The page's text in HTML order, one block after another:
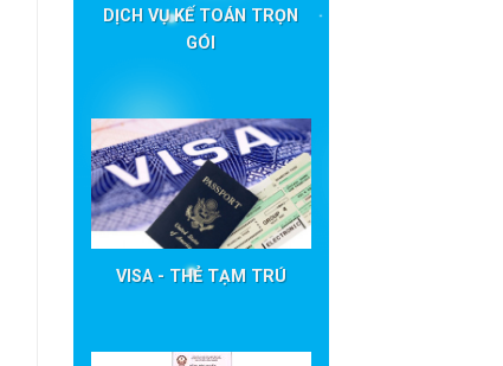
DỊCH VỤ KẾ TOÁN TRỌN
GÓI
VISA - THẺ TẠM TRÚ